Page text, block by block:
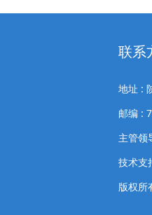
联系
地址 :
邮编 :
主管
技术支
版权